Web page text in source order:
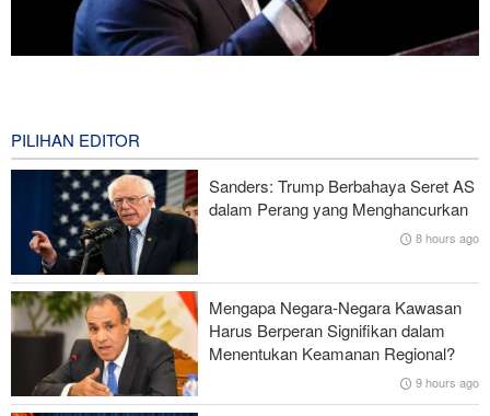
Ghalibaf kepada Trump: Diplomasi Sandiwara AS telah Gagal !
Survei Reuters: Perang dengan Iran Faktor Penyebab
Ketidakstabilan Harga BBM di AS
Serangan Iran Sebabkan Lebih dari 700 Tentara AS Geger Otak
Gagal dalam Perang dengan Iran, Dua Pejabat Senior Mossad
Dipecat
PILIHAN EDITOR
Sanders: Trump Berbahaya Seret AS
dalam Perang yang Menghancurkan
8 hours ago
Mengapa Negara-Negara Kawasan
Harus Berperan Signifikan dalam
Menentukan Keamanan Regional?
9 hours ago